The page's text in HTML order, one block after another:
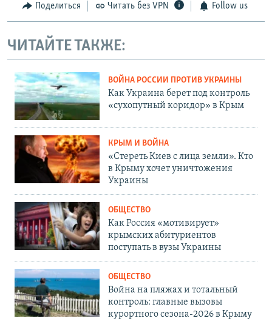
Поделиться Читать без VPN Follow us
ЧИТАЙТЕ ТАКЖЕ:
ВОЙНА РОССИИ ПРОТИВ УКРАИНЫ
Как Украина берет под контроль
«сухопутный коридор» в Крым
КРЫМ И ВОЙНА
«Стереть Киев с лица земли». Кто
в Крыму хочет уничтожения
Украины
ОБЩЕСТВО
Как Россия «мотивирует»
крымских абитуриентов
поступать в вузы Украины
ОБЩЕСТВО
Война на пляжах и тотальный
контроль: главные вызовы
курортного сезона-2026 в Крыму